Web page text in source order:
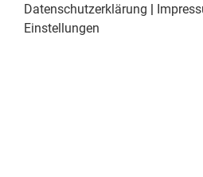
Datenschutzerklärung |
Einstellungen